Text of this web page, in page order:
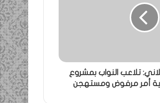
تلاعب النواب بمشروع
أمر مرفوض ومستهجن